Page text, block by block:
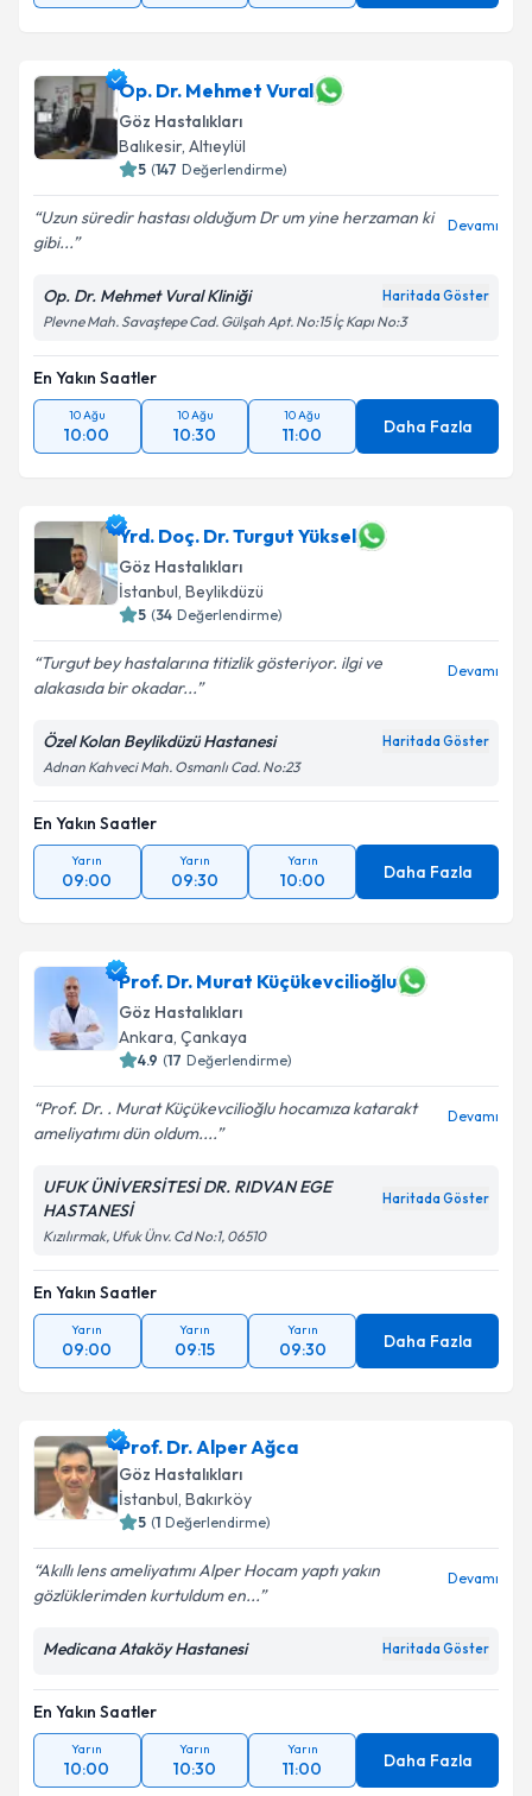
Op. Dr. Mehmet Vural
Göz Hastalıkları
Balıkesir, Altıeylül
5 (147 Değerlendirme)
Uzun süredir hastası olduğum Dr um yine herzaman ki
gibi...
Devamı
Op. Dr. Mehmet Vural Kliniği Haritada Göster
Plevne Mah. Savaştepe Cad. Gülşah Apt. No:15 İç Kapı No:3
En Yakın Saatler
10 Ağu
10:00
10 Ağu
10:30
10 Ağu
11:00 Daha Fazla
Yrd. Doç. Dr. Turgut Yüksel
Göz Hastalıkları
İstanbul, Beylikdüzü
5 (34 Değerlendirme)
Turgut bey hastalarına titizlik gösteriyor. ilgi ve
alakasıda bir okadar...
Devamı
Özel Kolan Beylikdüzü Hastanesi Haritada Göster
Adnan Kahveci Mah. Osmanlı Cad. No:23
En Yakın Saatler
Yarın
09:00
Yarın
09:30
Yarın
10:00 Daha Fazla
Prof. Dr. Murat Küçükevcilioğlu
Göz Hastalıkları
Ankara, Çankaya
4.9 (17 Değerlendirme)
Prof. Dr. . Murat Küçükevcilioğlu hocamıza katarakt
ameliyatımı dün oldum....
Devamı
UFUK ÜNİVERSİTESİ DR. RIDVAN EGE
HASTANESİ
Haritada Göster
Kızılırmak, Ufuk Ünv. Cd No:1, 06510
En Yakın Saatler
Yarın
09:00
Yarın
09:15
Yarın
09:30 Daha Fazla
Prof. Dr. Alper Ağca
Göz Hastalıkları
İstanbul, Bakırköy
5 (1 Değerlendirme)
Akıllı lens ameliyatımı Alper Hocam yaptı yakın
gözlüklerimden kurtuldum en...
Devamı
Medicana Ataköy Hastanesi Haritada Göster
En Yakın Saatler
Yarın
10:00
Yarın
10:30
Yarın
11:00 Daha Fazla